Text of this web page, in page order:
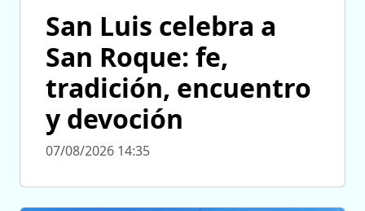
San Luis celebra a
San Roque: fe,
tradición, encuentro
y devoción
07/08/2026 14:35